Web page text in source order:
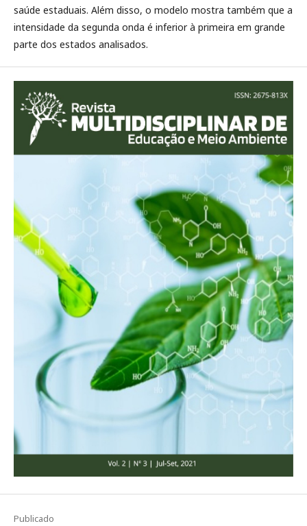
saúde estaduais. Além disso, o modelo mostra também que a
intensidade da segunda onda é inferior à primeira em grande
parte dos estados analisados.
Publicado